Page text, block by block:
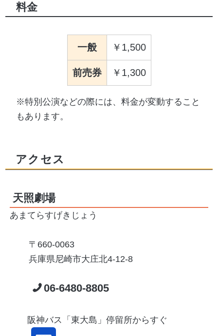
料金
一般 1,500
前売券 1,300
※特別公演などの際には、料金が変動すること
もあります。
アクセス
天照劇場
あまてらすげきじょう
660-0063
兵庫県尼崎市大庄北4-12-8
06-6480-8805
阪神バス「東大島」停留所からすぐ